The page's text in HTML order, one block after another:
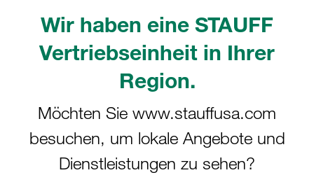
Wir haben eine STAUFF
Vertriebseinheit in Ihrer
Region.
Möchten Sie www.stauffusa.com
besuchen, um lokale Angebote und
Dienstleistungen zu sehen?
tatsächlichen Produkt abweichen.